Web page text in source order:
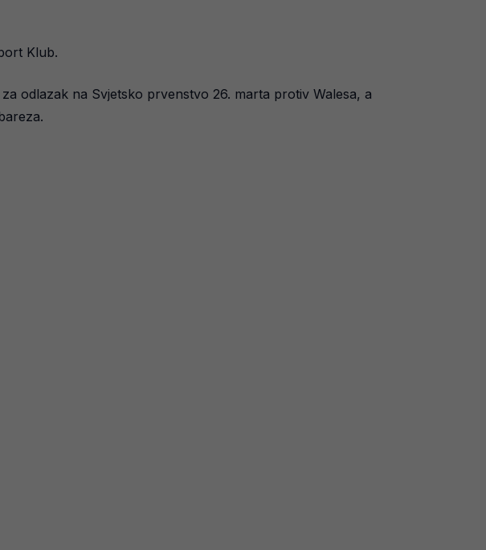
Klub.
odlazak na Svjetsko prvenstvo 26. marta protiv Walesa, a